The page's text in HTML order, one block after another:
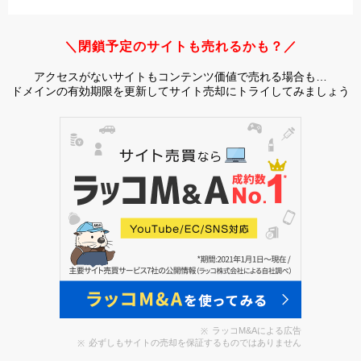
＼閉鎖予定のサイトも売れるかも？／
アクセスがないサイトもコンテンツ価値で売れる場合も…
ドメインの有効期限を更新してサイト売却にトライしてみましょう
ラッコM&Aによる広告
必ずしもサイトの売却を保証するものではありません